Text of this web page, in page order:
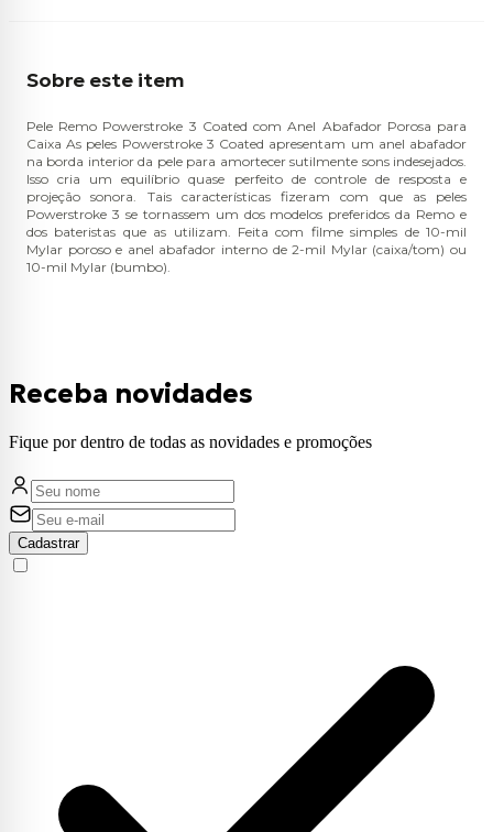
Sobre este item
Pele Remo Powerstroke 3 Coated com Anel Abafador Porosa para
Caixa As peles Powerstroke 3 Coated apresentam um anel abafador
na borda interior da pele para amortecer sutilmente sons indesejados.
Isso cria um equilíbrio quase perfeito de controle de resposta e
projeção sonora. Tais características fizeram com que as peles
Powerstroke 3 se tornassem um dos modelos preferidos da Remo e
dos bateristas que as utilizam. Feita com filme simples de 10-mil
Mylar poroso e anel abafador interno de 2-mil Mylar (caixa/tom) ou
10-mil Mylar (bumbo).
Receba novidades
Fique por dentro de todas as novidades e promoções
Cadastrar